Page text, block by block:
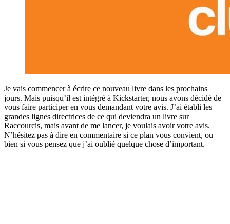
Je vais commencer à écrire ce nouveau livre dans les prochains
jours. Mais puisqu’il est intégré à Kickstarter, nous avons décidé de
vous faire participer en vous demandant votre avis. J’ai établi les
grandes lignes directrices de ce qui deviendra un livre sur
Raccourcis, mais avant de me lancer, je voulais avoir votre avis.
N’hésitez pas à dire en commentaire si ce plan vous convient, ou
bien si vous pensez que j’ai oublié quelque chose d’important.